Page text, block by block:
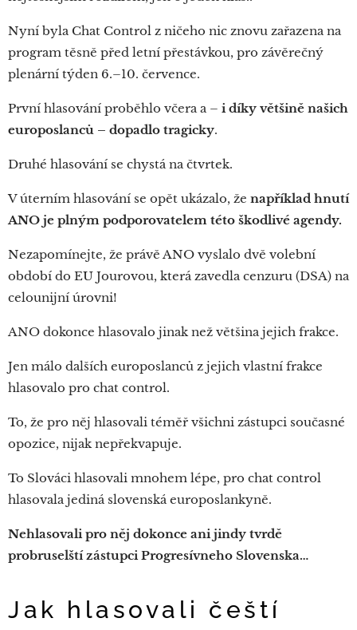
Nyní byla Chat Control z ničeho nic znovu zařazena na
program těsně před letní přestávkou, pro závěrečný
plenární týden 6.–10. července.
První hlasování proběhlo včera a – i díky většině našich
europoslanců – dopadlo tragicky.
Druhé hlasování se chystá na čtvrtek.
V úterním hlasování se opět ukázalo, že například hnutí
ANO je plným podporovatelem této škodlivé agendy.
Nezapomínejte, že právě ANO vyslalo dvě volební
období do EU Jourovou, která zavedla cenzuru (DSA) na
celounijní úrovni!
ANO dokonce hlasovalo jinak než většina jejich frakce.
Jen málo dalších europoslanců z jejich vlastní frakce
hlasovalo pro chat control.
To, že pro něj hlasovali téměř všichni zástupci současné
opozice, nijak nepřekvapuje.
To Slováci hlasovali mnohem lépe, pro chat control
hlasovala jediná slovenská europoslankyně.
Nehlasovali pro něj dokonce ani jindy tvrdě
probruselští zástupci Progresívneho Slovenska…
Jak hlasovali čeští